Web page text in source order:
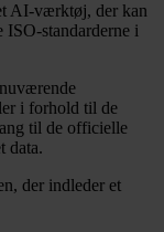
AI-værktøj, der kan
ISO-standarderne i
i forhold til de
til de officielle
data.
der indleder et